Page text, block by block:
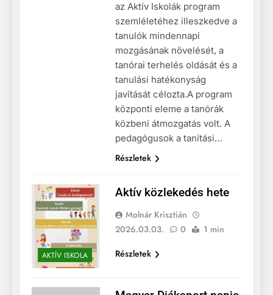
az Aktív Iskolák program
szemléletéhez illeszkedve a
tanulók mindennapi
mozgásának növelését, a
tanórai terhelés oldását és a
tanulási hatékonyság
javítását célozta.A program
központi eleme a tanórák
közbeni átmozgatás volt. A
pedagógusok a tanítási…
Részletek
AKTÍV ISKOLA
Aktív közlekedés hete
Molnár Krisztián
2026.03.03.
0
1 min
Részletek